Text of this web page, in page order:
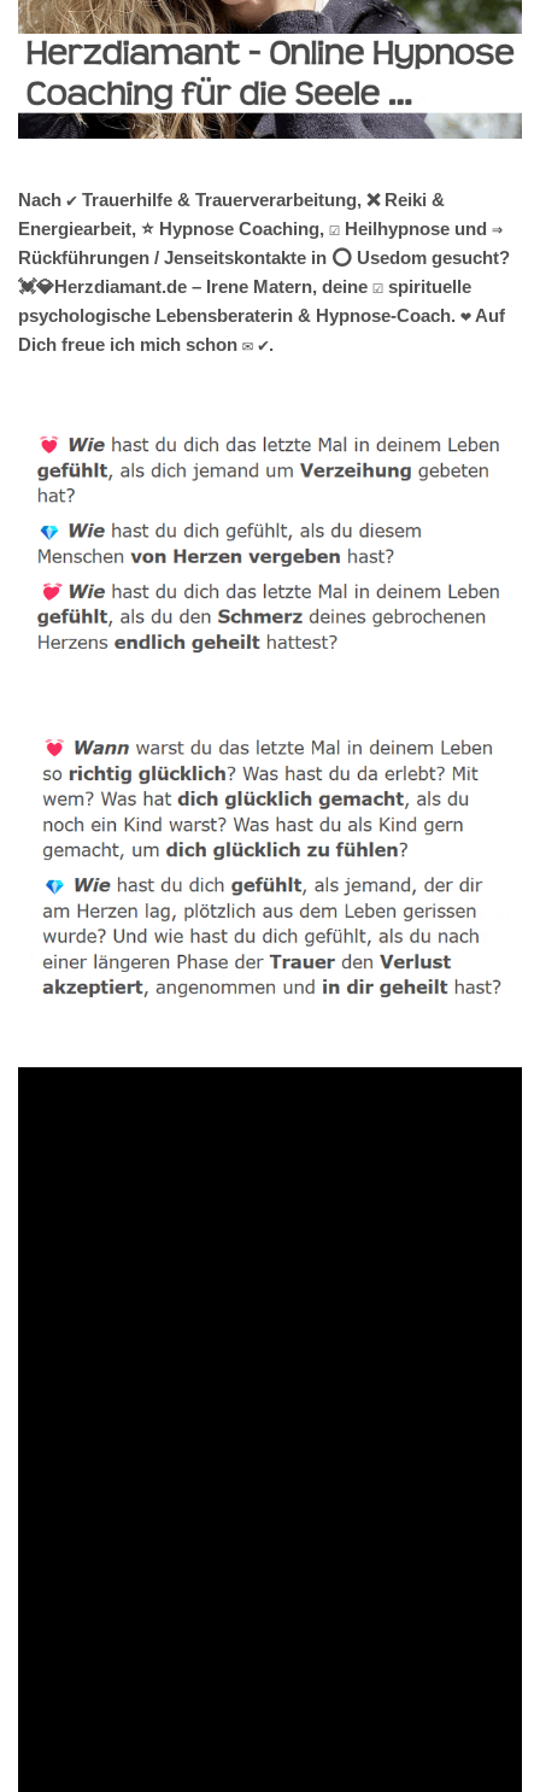
Nach ✔️ Trauerhilfe & Trauerverarbeitung, ❌ Reiki &
Energiearbeit, ⭐ Hypnose Coaching, ☑️ Heilhypnose und ⇒
Rückführungen / Jenseitskontakte in ⭕ Usedom gesucht?
💓️💎Herzdiamant.de – Irene Matern, deine ☑️ spirituelle
psychologische Lebensberaterin & Hypnose-Coach. ❤ Auf
Dich freue ich mich schon ✉ ✔.